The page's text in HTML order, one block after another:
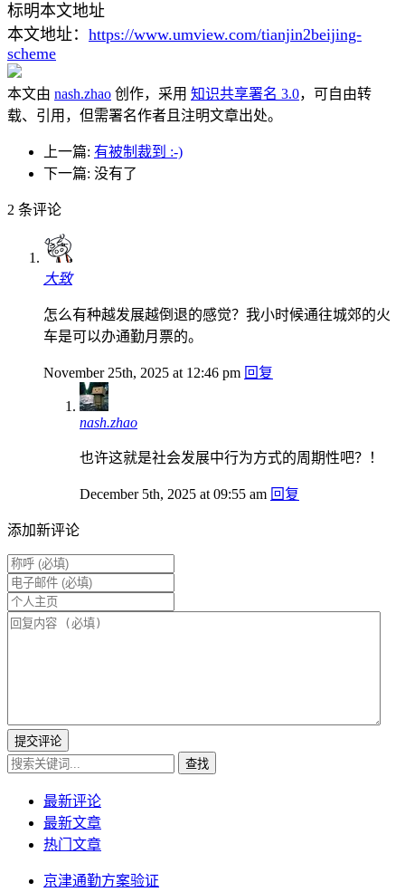
标明本文地址
本文地址： https://www.umview.com/tianjin2beijing-
scheme
本文由 nash.zhao 创作，采用 知识共享署名 3.0，可自由转
载、引用，但需署名作者且注明文章出处。
上一篇: 有被制裁到 :-)
下一篇: 没有了
2 条评论
大致
怎么有种越发展越倒退的感觉？我小时候通往城郊的火
车是可以办通勤月票的。
November 25th, 2025 at 12:46 pm 回复
nash.zhao
也许这就是社会发展中行为方式的周期性吧？！
December 5th, 2025 at 09:55 am 回复
添加新评论
提交评论
查找
最新评论
最新文章
热门文章
京津通勤方案验证